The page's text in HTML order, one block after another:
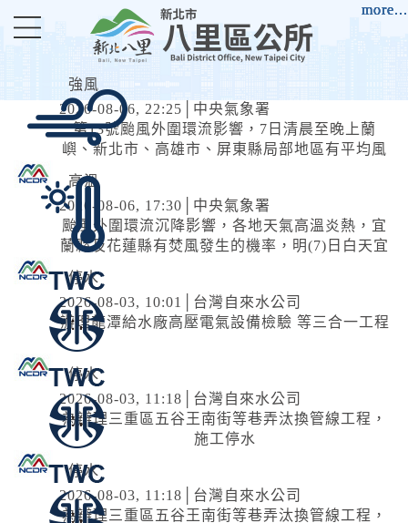
強風
2026-08-06, 22:25│中央氣象署
第13號颱風外圍環流影響，7日清晨至晚上蘭
嶼、新北市、高雄市、屏東縣局部地區有平均風
more...
高溫
2026-08-06, 17:30│中央氣象署
颱風外圍環流沉降影響，各地天氣高溫炎熱，宜
蘭縣及花蓮縣有焚風發生的機率，明(7)日白天宜
臺北市、新北市、彰化縣、雲林縣、臺南市、屏
東縣、花蓮縣為橙色燈號，有連續出現36度高溫
的機率，請加強注意。南投縣、嘉義縣、臺東縣
more...
停水
2026-08-03, 10:01│台灣自來水公司
辦理龍潭給水廠高壓電氣設備檢驗 等三合一工程
more...
停水
2026-08-03, 11:18│台灣自來水公司
為辦理三重區五谷王南街等巷弄汰換管線工程，
施工停水
more...
停水
2026-08-03, 11:18│台灣自來水公司
為辦理三重區五谷王南街等巷弄汰換管線工程，
more...